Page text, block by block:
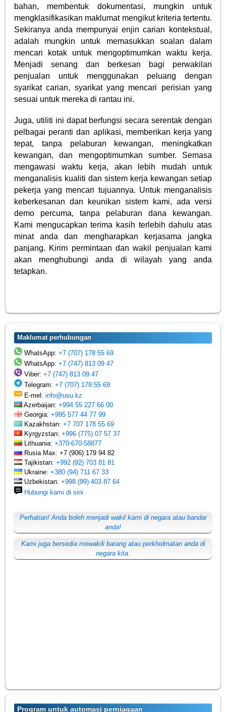
bahan, membentuk dokumentasi, mungkin untuk
mengklasifikasikan maklumat mengikut kriteria tertentu.
Sekiranya anda mempunyai enjin carian kontekstual,
adalah mungkin untuk memasukkan soalan dalam
mencari kotak untuk mengoptimumkan waktu kerja.
Menjadi senang dan berkesan bagi perwakilan
penjualan untuk menggunakan peluang dengan
syarikat carian, syarikat yang mencari perisian yang
sesuai untuk mereka di rantau ini.
Juga, utiliti ini dapat berfungsi secara serentak dengan
pelbagai peranti dan aplikasi, memberikan kerja yang
tepat, tanpa pelaburan kewangan, meningkatkan
kewangan, dan mengoptimumkan sumber. Semasa
mengawasi waktu kerja, akan lebih mudah untuk
menganalisis kualiti dan sistem kerja kewangan setiap
pekerja yang mencari tujuannya. Untuk menganalisis
keberkesanan dan keunikan sistem kami, ada versi
demo percuma, tanpa pelaburan dana kewangan.
Kami mengucapkan terima kasih terlebih dahulu atas
minat anda dan mengharapkan kerjasama jangka
panjang. Kirim permintaan dan wakil penjualan kami
akan menghubungi anda di wilayah yang anda
tetapkan.
Maklumat perhubungan
WhatsApp:+7 (707) 178 55 69
WhatsApp:+7 (747) 813 09 47
Viber:+7 (747) 813 09 47
Telegram:+7 (707) 178 55 69
E-mel:info@usu.kz
Azerbaijan:+994 55 227 66 00
Georgia:+995 577 44 77 99
Kazakhstan:+7 707 178 55 69
Kyrgyzstan:+996 (775) 07 57 37
Lithuania:+370-670-58877
Rusia Max: +7 (906) 179 94 82
Tajikistan:+992 (92) 703 81 81
Ukraine:+380 (94) 711 67 33
Uzbekistan:+998 (99) 403 87 64
Hubungi kami di sini
Perhatian! Anda boleh menjadi wakil kami di negara atau bandar
anda!
Kami juga bersedia mewakili barang atau perkhidmatan anda di
negara kita.
Program untuk automasi perniagaan